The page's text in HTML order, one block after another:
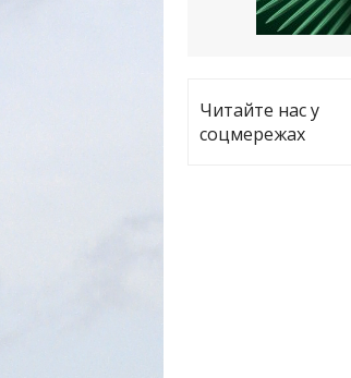
15.05.2026
Читайте нас у
соцмережах